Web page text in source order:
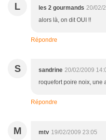
L les 2 gourmands 20/02/
alors là, on dit OUI !!
Répondre
S sandrine 20/02/2009
roquefort poire noix, une
Répondre
M mtv 19/02/2009 23:05